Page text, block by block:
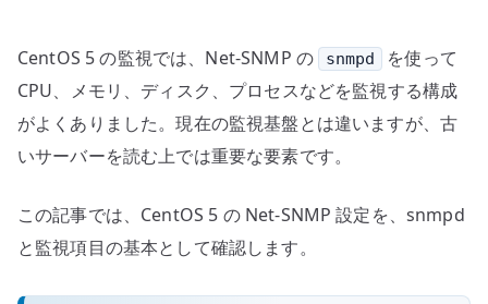
CentOS 5 の監視では、Net-SNMP の snmpd
を使って
CPU、メモリ、ディスク、プロセスなどを監視する構成
がよくありました。現在の監視基盤とは違いますが、古
いサーバーを読む上では重要な要素です。
この記事では、CentOS 5 の Net-SNMP 設定を、snmpd
と監視項目の基本として確認します。